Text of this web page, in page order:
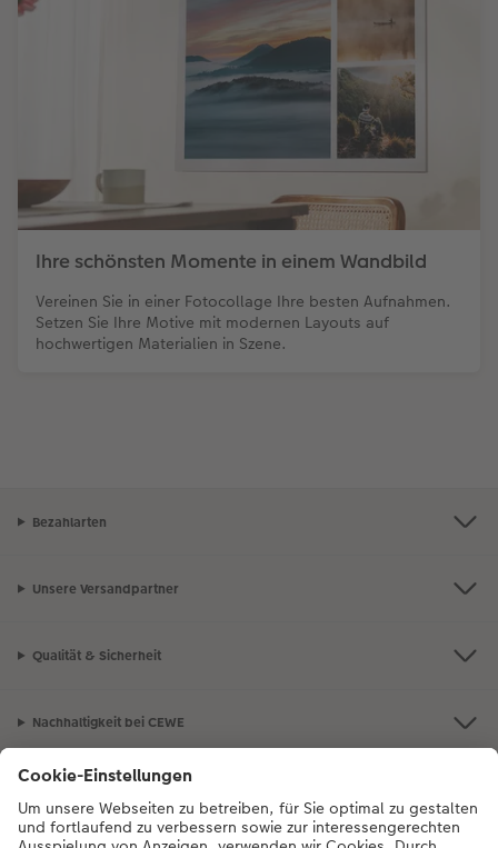
Ihre schönsten Momente in einem Wandbild
Vereinen Sie in einer Fotocollage Ihre besten Aufnahmen.
Setzen Sie Ihre Motive mit modernen Layouts auf
hochwertigen Materialien in Szene.
Bezahlarten
Unsere Versandpartner
Qualität & Sicherheit
Nachhaltigkeit bei CEWE